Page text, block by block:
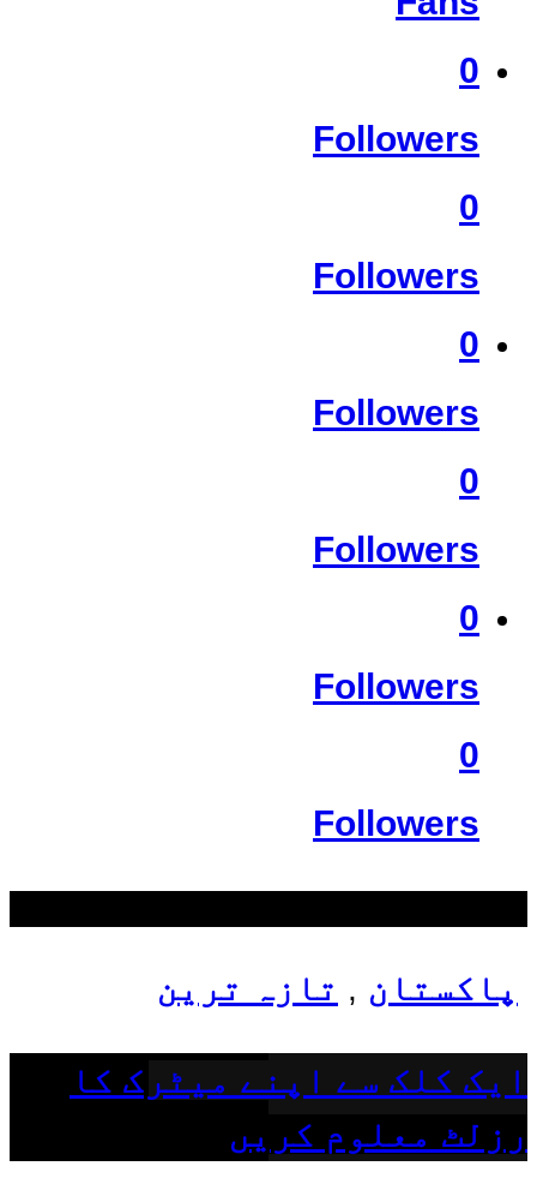
0
Followers
0
Followers
0
Followers
0
Followers
0
Followers
0
Followers
پاکستان , تازہ ترین
ایک کلک سے اپنے میٹرک کا
رزلٹ معلوم کریں